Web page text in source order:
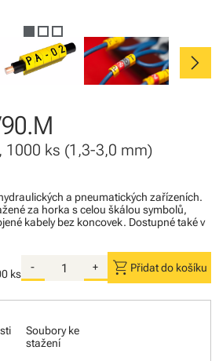
chevron_right
1000 ks (1,3-3,0 mm)
a pneumatických zařízeních.
za horka s celou škálou symbolů,
kabely bez koncovek. Dostupné také v
ks
- + shopping_cart Přidat do košíku
Soubory ke
stažení